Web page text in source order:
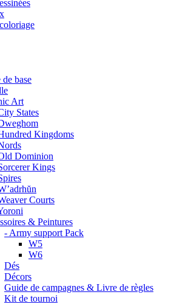
base
Art
States
Kingdoms
Dominion
Kings
Courts
& Peintures
- Army support Pack
W5
W6
Dés
Décors
Guide de campagnes & Livre de règles
Kit de tournoi